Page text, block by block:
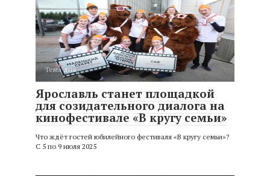
Тема дня
Ярославль станет площадкой
для созидательного диалога на
кинофестивале «В кругу семьи»
Что ждёт гостей юбилейного фестиваля «В кругу семьи»?
С 5 по 9 июля 2025